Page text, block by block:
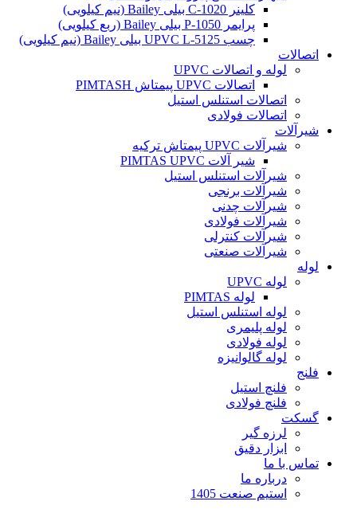
کلینر C-1020 بیلی Bailey (نیم کیلویی)
پرایمر P-1050 بیلی Bailey (ربع کیلویی)
چسب UPVC L-5125 بیلی Bailey (نیم کیلویی)
اتصالات
لوله و اتصالات UPVC
اتصالات UPVC پیمتاش PIMTASH
اتصالات استنلس استیل
اتصالات فولادی
شیرآلات
شیرآلات UPVC پیمتاش ترکیه
شیر آلات PIMTAS UPVC
شیرآلات استنلس استیل
شیرآلات برنجی
شیرآلات چدنی
شیرآلات فولادی
شیرآلات کنترلی
شیرآلات صنعتی
لوله
لوله UPVC
لوله PIMTAS
لوله استنلس استیل
لوله پلیمری
لوله فولادی
لوله گالوانیزه
فلنج
فلنچ استیل
فلنچ فولادی
گسکت
لرزه گیر
ابزار دقیق
تماس با ما
درباره ما
استیم صنعت 1405